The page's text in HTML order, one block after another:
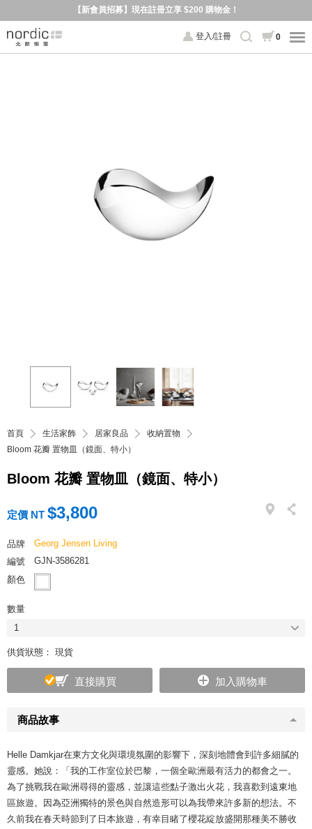
【新會員招募】現在註冊立享 $200 購物金！
登入/註冊 0
首頁 生活家飾 居家良品
收納置物
Bloom 花瓣 置物皿（鏡面、特小）
Bloom 花瓣 置物皿（鏡面、特小）
商品故事
Helle Damkjar在東方文化與環境氛圍的影響下，深刻地體會到許多細膩的
靈感。她說：「我的工作室位於巴黎，一個全歐洲最有活力的都會之一。
為了挑戰我在歐洲尋得的靈感，並讓這些點子激出火花，我喜歡到遠東地
區旅遊。因為亞洲獨特的景色與自然造形可以為我帶來許多新的想法。不
久前我在春天時節到了日本旅遊，有幸目睹了櫻花綻放盛開那種美不勝收
定價 NT $3,800
品牌
Georg Jensen Living
編號
GJN-3586281
顏色
數量
1
供貨狀態： 現貨
直接購買 加入購物車